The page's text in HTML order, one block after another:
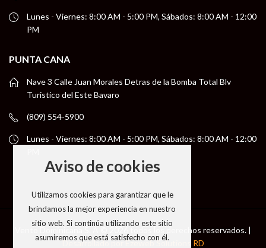
Lunes - Viernes: 8:00 AM - 5:00 PM, Sábados: 8:00 AM - 12:00
PM
PUNTA CANA
Nave 3 Calle Juan Morales Detras de la Bomba Total Blv
Turistico del Este Bavaro
(809) 554-5900
Lunes - Viernes: 8:00 AM - 5:00 PM, Sábados: 8:00 AM - 12:00
Vento Dominicana S. A © 2026 todos los derechos reservados. |
Desarrollado por Ezeweb Solutions RD
Aviso de cookies
Utilizamos cookies para garantizar que le
brindamos la mejor experiencia en nuestro
sitio web. Si continúa utilizando este sitio
asumiremos que está satisfecho con él.